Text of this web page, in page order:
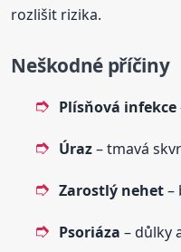
rozlišit rizika.
Neškodné příčiny
Plísňová infekce
Úraz– tmavá
Zarostlý nehet–
Psoriáza – důlky